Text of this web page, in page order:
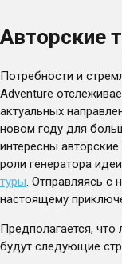
Ирландия
Испания
Италия
Кавказ
Калининград
Камбоджа
Камчатка
Кения
Кипр
Авторские
Потребности и
Adventure
актуальных
новом году для
интересны
роли генератора
туры . Отправляясь с
настоящему
Предполагается, что
будут следующие